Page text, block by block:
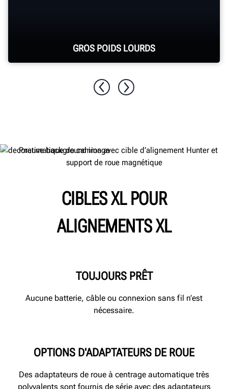
GROS POIDS LOURDS
CIBLES XL POUR
ALIGNEMENTS XL
TOUJOURS PRÊT
Aucune batterie, câble ou connexion sans fil n’est
nécessaire.
OPTIONS D'ADAPTATEURS DE ROUE
Des adaptateurs de roue à centrage automatique très
polyvalents sont fournis de série avec des adaptateurs